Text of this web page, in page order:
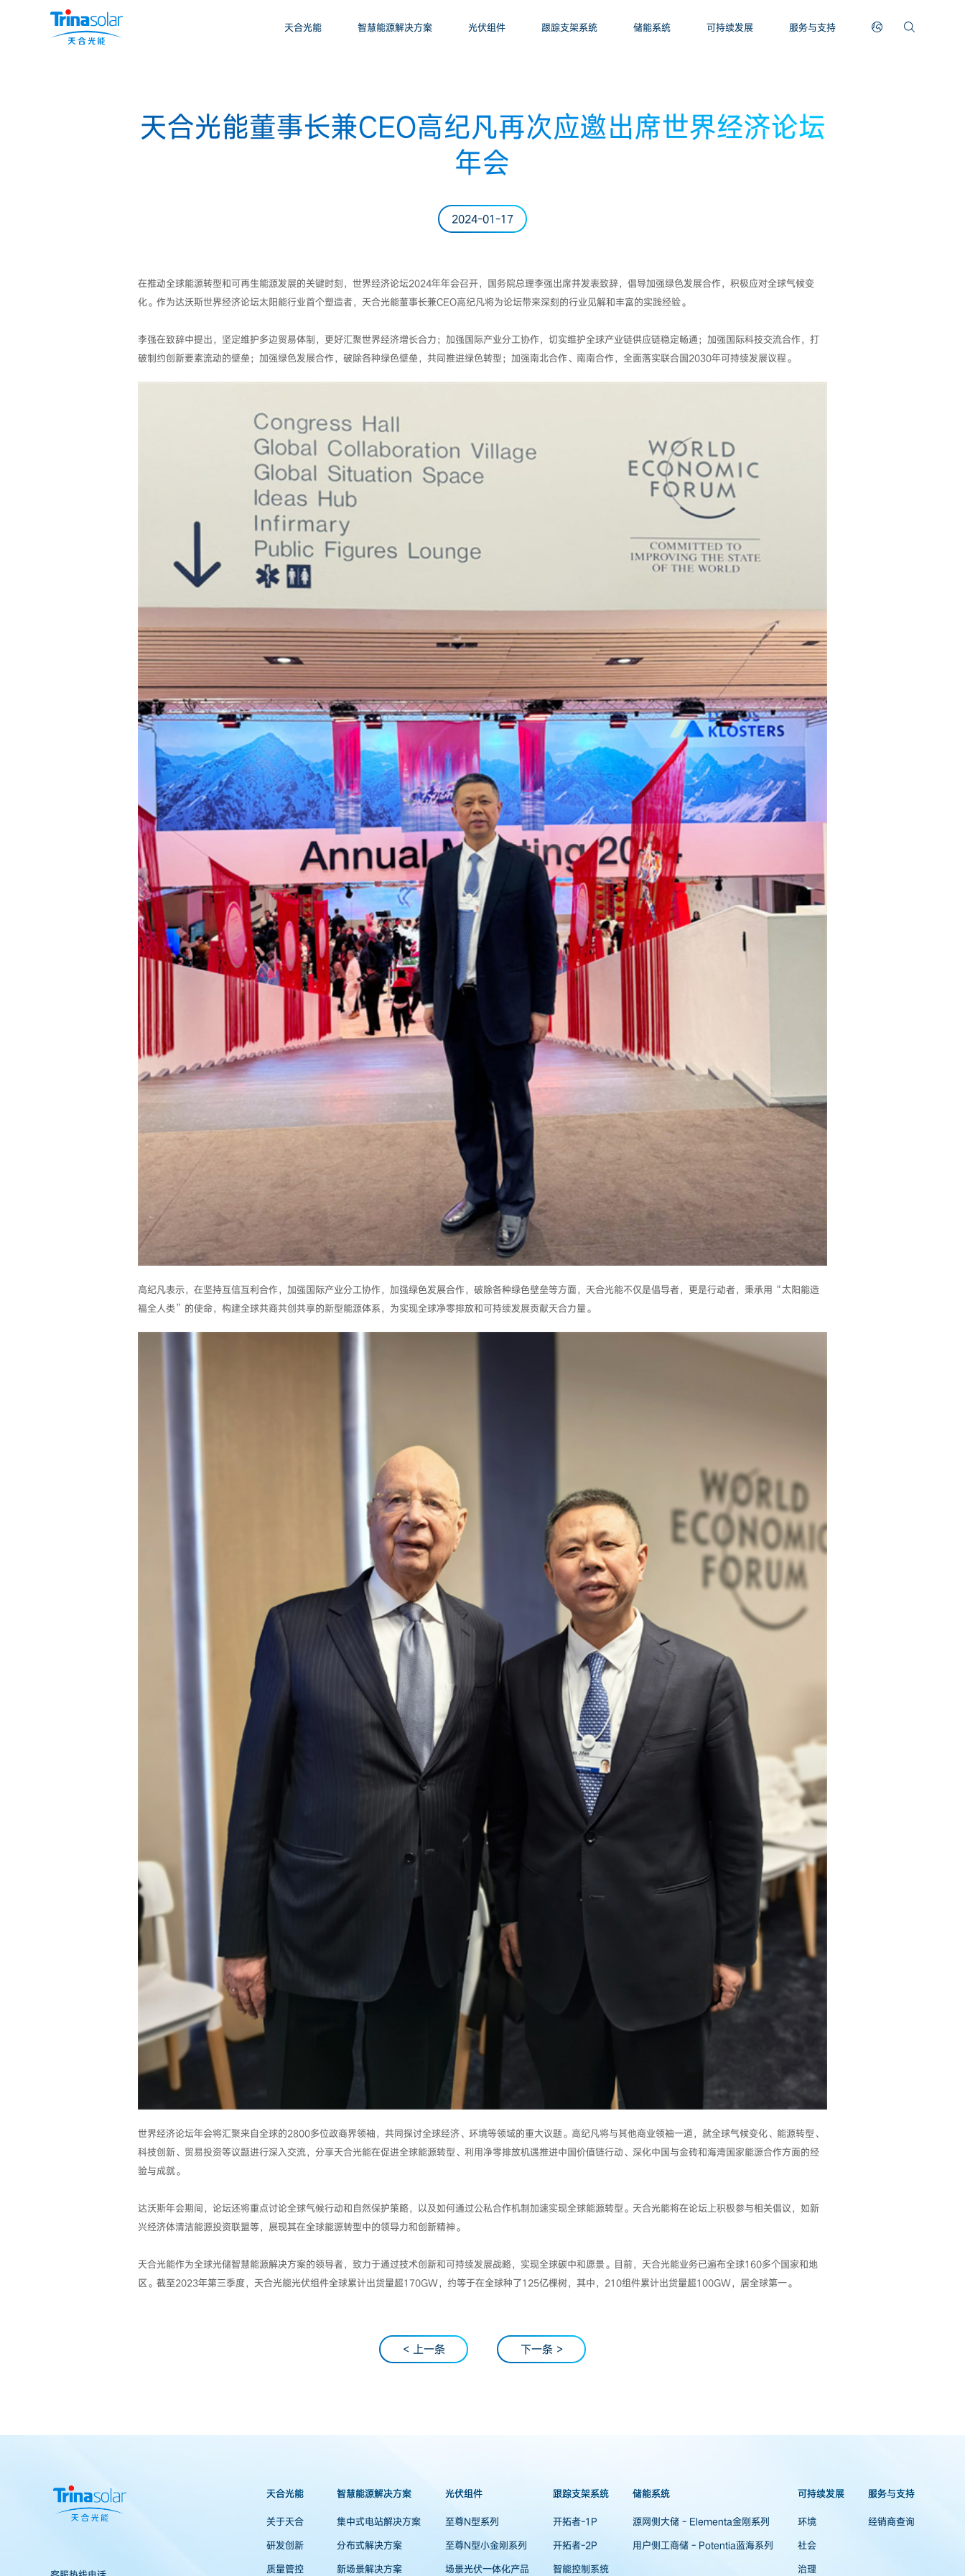
天合光能 智慧能源解决方案 光伏组件 跟踪支架系统 储能系统 可持续发展 服务与支持
天合光能董事长兼CEO高纪凡再次应邀出席世界经济论坛
年会
2024-01-17
在推动全球能源转型和可再生能源发展的关键时刻，世界经济论坛2024年年会召开，国务院总理李强出席并发表致辞，倡导加强绿色发展合作，积极应对全球气候变
化。作为达沃斯世界经济论坛太阳能行业首个塑造者，天合光能董事长兼CEO高纪凡将为论坛带来深刻的行业见解和丰富的实践经验。
李强在致辞中提出，坚定维护多边贸易体制，更好汇聚世界经济增长合力；加强国际产业分工协作，切实维护全球产业链供应链稳定畅通；加强国际科技交流合作，打
破制约创新要素流动的壁垒；加强绿色发展合作，破除各种绿色壁垒，共同推进绿色转型；加强南北合作、南南合作，全面落实联合国2030年可持续发展议程。
高纪凡表示，在坚持互信互利合作，加强国际产业分工协作，加强绿色发展合作，破除各种绿色壁垒等方面，天合光能不仅是倡导者，更是行动者，秉承用“太阳能造
福全人类”的使命，构建全球共商共创共享的新型能源体系，为实现全球净零排放和可持续发展贡献天合力量。
世界经济论坛年会将汇聚来自全球的2800多位政商界领袖，共同探讨全球经济、环境等领域的重大议题。高纪凡将与其他商业领袖一道，就全球气候变化、能源转型、
科技创新、贸易投资等议题进行深入交流，分享天合光能在促进全球能源转型、利用净零排放机遇推进中国价值链行动、深化中国与金砖和海湾国家能源合作方面的经
验与成就。
达沃斯年会期间，论坛还将重点讨论全球气候行动和自然保护策略，以及如何通过公私合作机制加速实现全球能源转型。天合光能将在论坛上积极参与相关倡议，如新
兴经济体清洁能源投资联盟等，展现其在全球能源转型中的领导力和创新精神。
天合光能作为全球光储智慧能源解决方案的领导者，致力于通过技术创新和可持续发展战略，实现全球碳中和愿景。目前，天合光能业务已遍布全球160多个国家和地
区。截至2023年第三季度，天合光能光伏组件全球累计出货量超170GW，约等于在全球种了125亿棵树，其中，210组件累计出货量超100GW，居全球第一。
< 上一条 下一条 >
天合光能
关于天合
研发创新
质量管控
智慧能源解决方案
集中式电站解决方案
分布式解决方案
新场景解决方案
光伏组件
至尊N型系列
至尊N型小金刚系列
场景光伏一体化产品
跟踪支架系统
开拓者-1P
开拓者-2P
智能控制系统
储能系统
源网侧大储 - Elementa金刚系列
用户侧工商储 - Potentia蓝海系列
可持续发展
环境
社会
治理
服务与支持
经销商查询